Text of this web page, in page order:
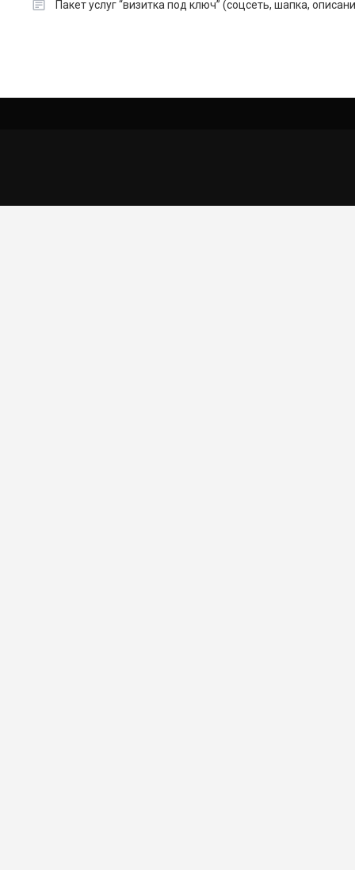
Пакет услуг “визитка под ключ” (соцсеть, шапка,